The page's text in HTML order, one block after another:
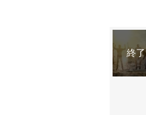
終了